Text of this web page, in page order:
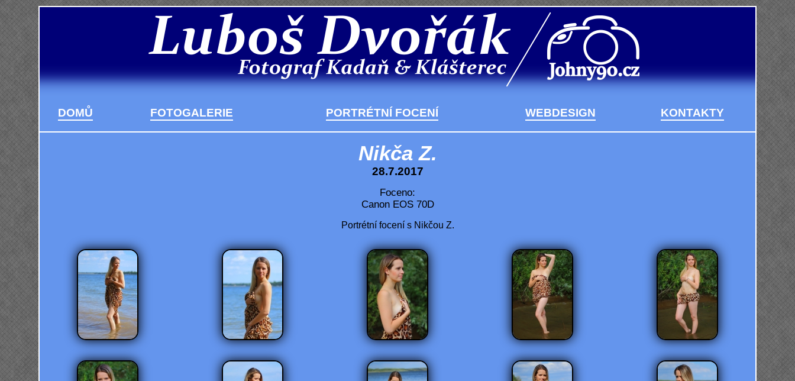
DOMŮ FOTOGALERIE PORTRÉTNÍ FOCENÍ WEBDESIGN KONTAKTY
Nikča Z.
28.7.2017
Foceno:
Canon EOS 70D
Portrétní focení s Nikčou Z.